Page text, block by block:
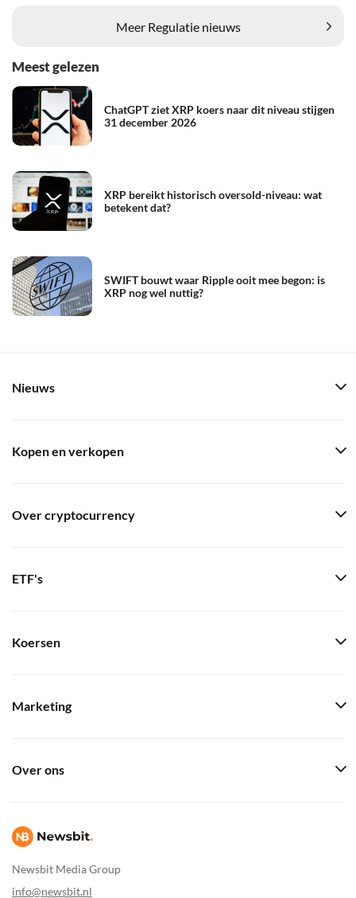
Meer Regulatie nieuws
Meest gelezen
ChatGPT ziet XRP koers naar dit niveau stijgen
31 december 2026
XRP bereikt historisch oversold-niveau: wat
betekent dat?
SWIFT bouwt waar Ripple ooit mee begon: is
XRP nog wel nuttig?
Newsbit Media Group
info@newsbit.nl
Nieuws
Kopen en verkopen
Over cryptocurrency
ETF's
Koersen
Marketing
Over ons